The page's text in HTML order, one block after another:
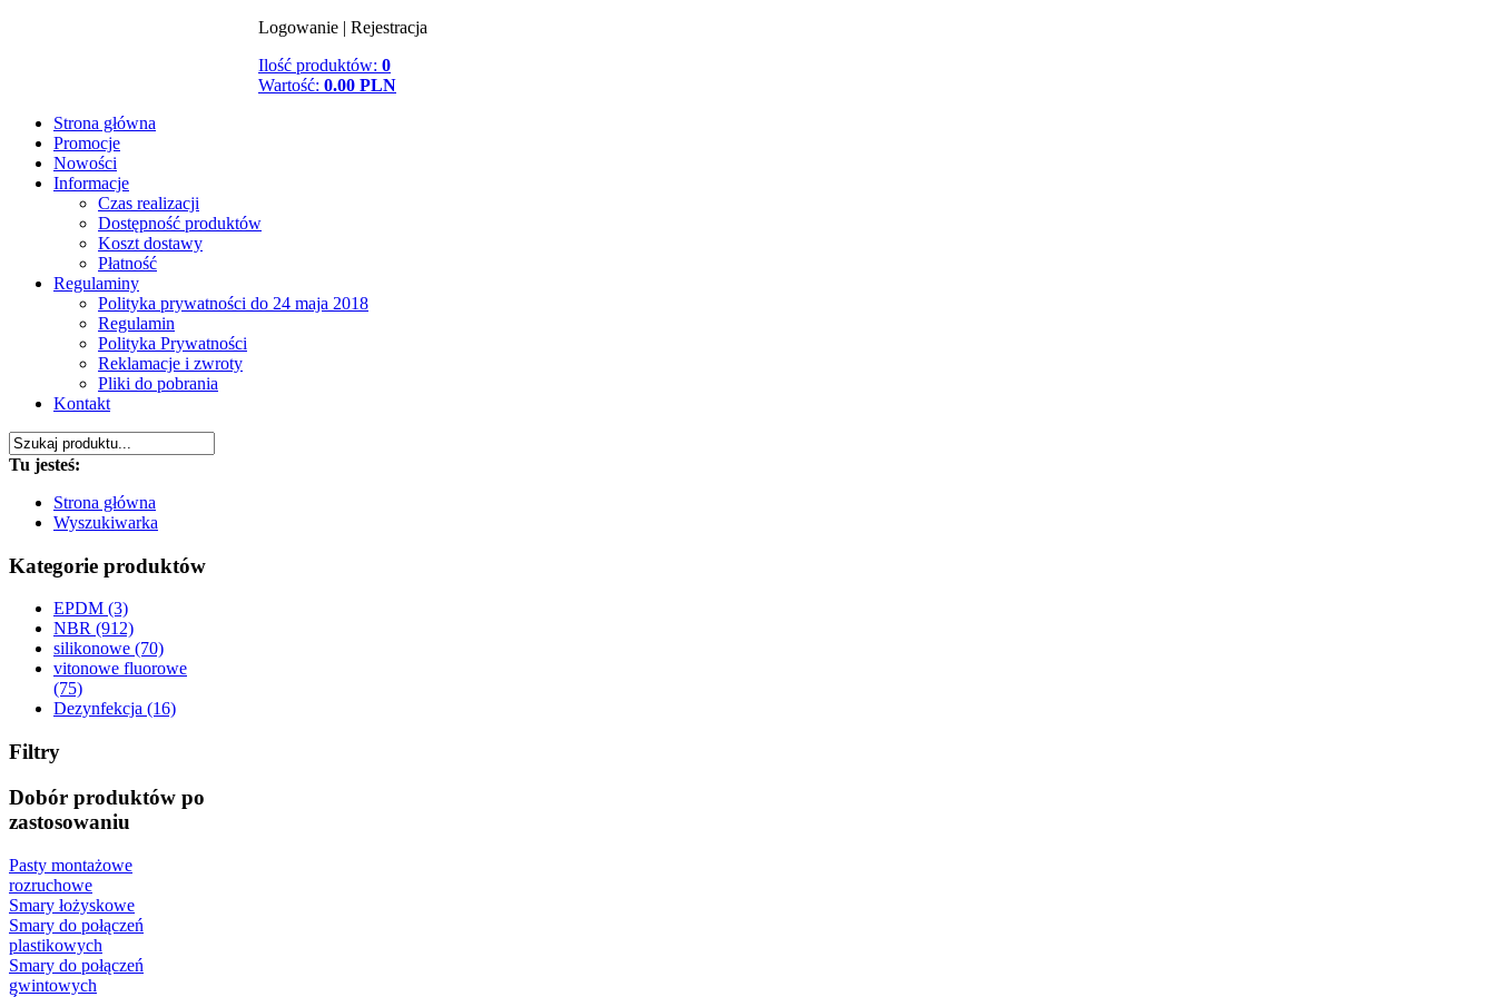
Logowanie | Rejestracja
Ilość produktów: 0
Wartość: 0.00 PLN
Strona główna
Promocje
Nowości
Informacje
Czas realizacji
Dostępność produktów
Koszt dostawy
Płatność
Regulaminy
Polityka prywatności do 24 maja 2018
Regulamin
Polityka Prywatności
Reklamacje i zwroty
Pliki do pobrania
Kontakt
Tu jesteś:
Strona główna
Wyszukiwarka
Kategorie produktów
EPDM (3)
NBR (912)
silikonowe (70)
vitonowe fluorowe
(75)
Dezynfekcja (16)
Filtry
Dobór produktów po
zastosowaniu
Pasty montażowe
rozruchowe
Smary łożyskowe
Smary do połączeń
plastikowych
Smary do połączeń
gwintowych